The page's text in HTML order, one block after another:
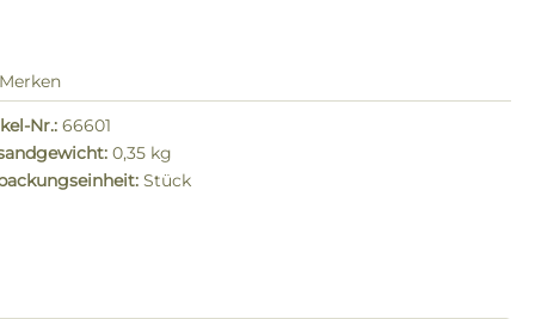
Merken
Nr.: 66601
0,35 kg
Stück